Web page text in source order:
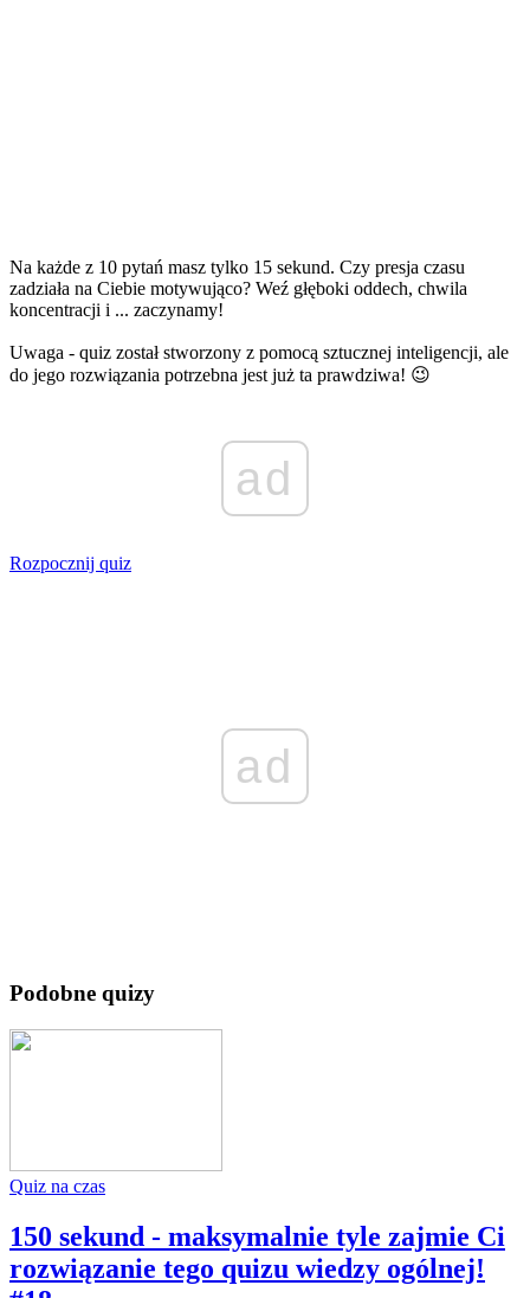
Na każde z 10 pytań masz tylko 15 sekund. Czy presja czasu
zadziała na Ciebie motywująco? Weź głęboki oddech, chwila
koncentracji i ... zaczynamy!
Uwaga - quiz został stworzony z pomocą sztucznej inteligencji, ale
do jego rozwiązania potrzebna jest już ta prawdziwa! 😉
ad
Rozpocznij quiz
ad
Podobne quizy
Quiz na czas
150 sekund - maksymalnie tyle zajmie Ci
rozwiązanie tego quizu wiedzy ogólnej!